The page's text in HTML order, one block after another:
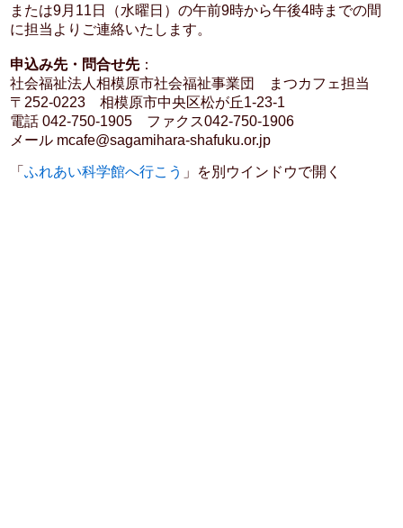
または9月11日（水曜日）の午前9時から午後4時までの間
に担当よりご連絡いたします。
申込み先・問合せ先：
社会福祉法人相模原市社会福祉事業団 まつカフェ担当
〒252-0223 相模原市中央区松が丘1-23-1
電話 042-750-1905 ファクス042-750-1906
メール mcafe@sagamihara-shafuku.or.jp
「ふれあい科学館へ行こう 」を別ウインドウで開く